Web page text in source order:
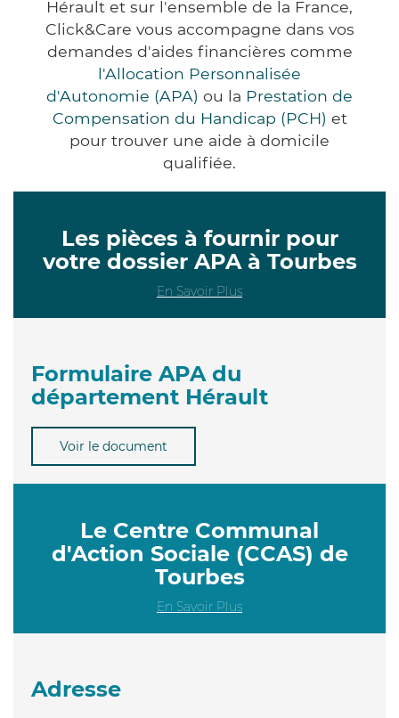
Hérault et sur l'ensemble de la France,
Click&Care vous accompagne dans vos
demandes d'aides financières comme
l'Allocation Personnalisée
d'Autonomie (APA) ou la Prestation de
Compensation du Handicap (PCH) et
pour trouver une aide à domicile
qualifiée.
Les pièces à fournir pour
votre dossier APA à Tourbes
En Savoir Plus
Formulaire APA du
département Hérault
Voir le document
Le Centre Communal
d'Action Sociale (CCAS) de
Tourbes
En Savoir Plus
Adresse